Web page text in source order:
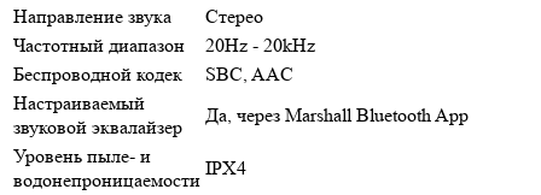
Направление звука
Стерео
Частотный диапазон
20Hz - 20kHz
Беспроводной кодек
SBC, AAC
Настраиваемый
звуковой эквалайзер
Да, через Marshall Bluetooth App
Уровень пыле- и
водонепроницаемости
IPX4